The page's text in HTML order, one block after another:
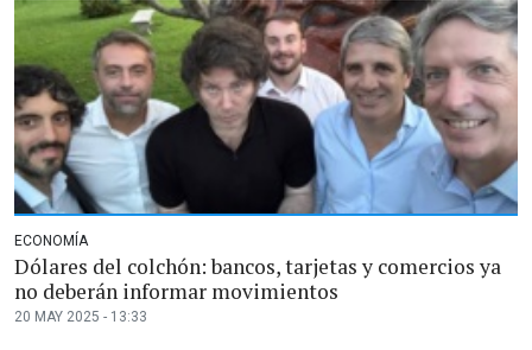
ECONOMÍA
Dólares del colchón: bancos, tarjetas y comercios ya
no deberán informar movimientos
20 MAY 2025 - 13:33